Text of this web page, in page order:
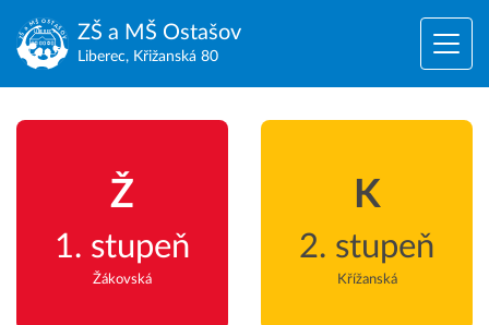
ZŠ a MŠ Ostašov
Liberec, Křižanská 80
Ž
1. stupeň
Žákovská
K
2. stupeň
Křížanská